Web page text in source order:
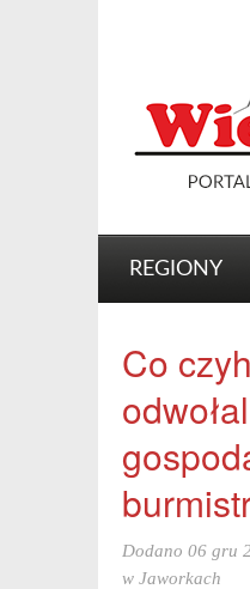
REGIONY
Co
Dodano 06 gru
w Jaworkach